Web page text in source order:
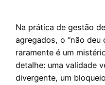
Na prática de gestão
agregados, o “não
raramente é um
detalhe: uma validade
divergente, um